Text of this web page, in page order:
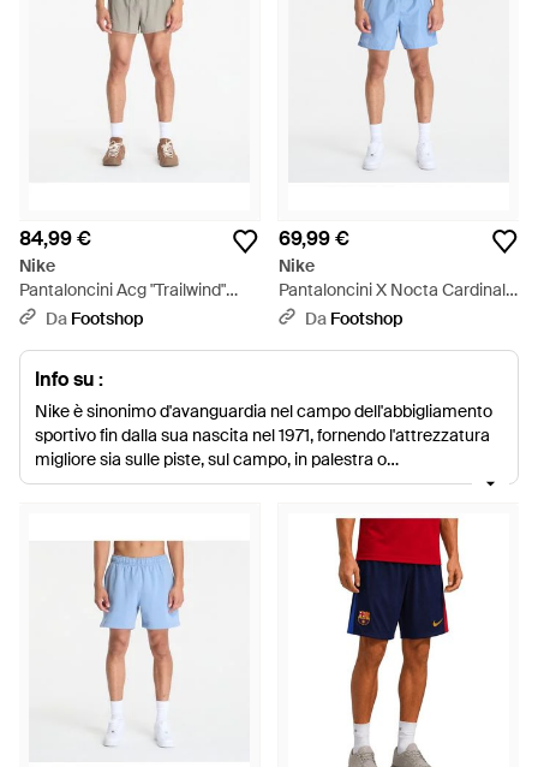
84,99 €
Nike
Pantaloncini Acg "Trailwind"
En's Dri-Fit Adv Trail Running
Da Footshop
69,99 €
Nike
Pantaloncini X Nocta Cardinal
Nylon Shorts Work/ Polar - Blu
Da Footshop
Info su :
Nike è sinonimo d'avanguardia nel campo dell'abbigliamento
sportivo fin dalla sua nascita nel 1971, fornendo l'attrezzatura
migliore sia sulle piste, sul campo, in palestra o
semplicemente per rilassarsi a casa. Acquista pantaloncini
stile ed elevate prestazioni tecniche unite alla tecnologia Dri-
fit in ogni sfumatura, dal nero classico alle stampe digitali, alle
rifiniture fluorescenti.